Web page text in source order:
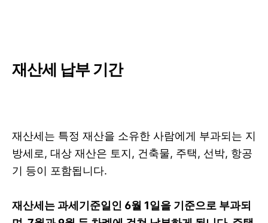
재산세 납부 기간
재산세는 특정 재산을 소유한 사람에게 부과되는 지
방세로, 대상 재산은 토지, 건축물, 주택, 선박, 항공
기 등이 포함됩니다.
재산세는 과세기준일인 6월 1일을 기준으로 부과되